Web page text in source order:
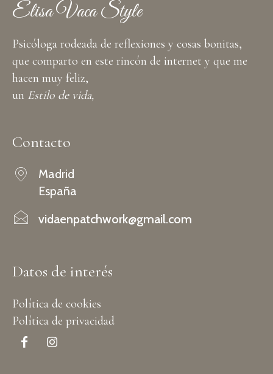
Elisa Vaca Style
Psicóloga rodeada de reflexiones y cosas bonitas,
que comparto en este rincón de internet y que me
hacen muy feliz,
un Estilo de vida,
Contacto
Madrid
España
vidaenpatchwork@gmail.com
Datos de interés
Política de cookies
Política de privacidad